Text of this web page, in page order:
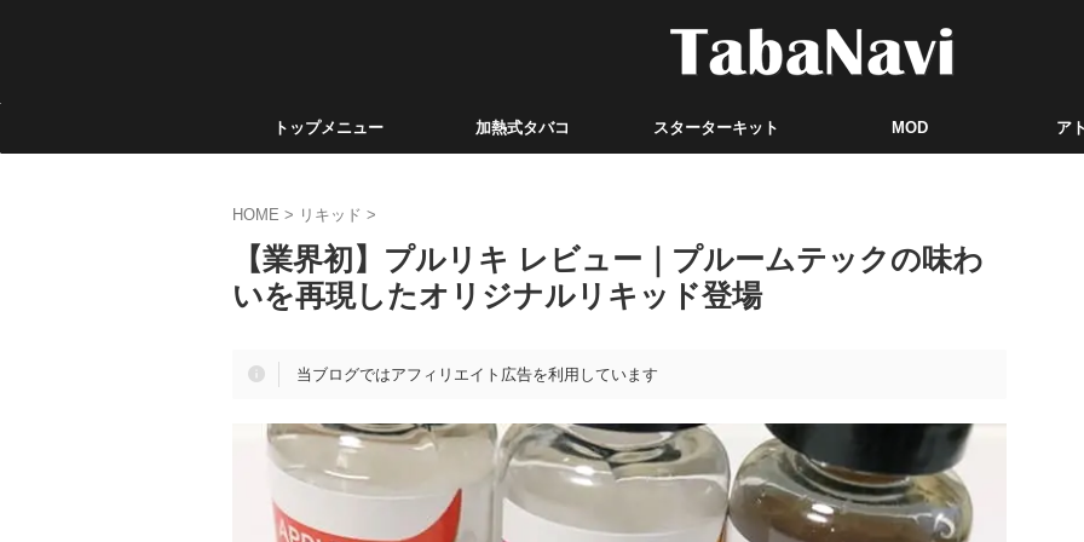
トップメニュー 加熱式タバコ スターターキット MOD ア
HOME > リキッド >
【業界初】プルリキ レビュー｜プルームテックの味わ
いを再現したオリジナルリキッド登場
当ブログではアフィリエイト広告を利用しています